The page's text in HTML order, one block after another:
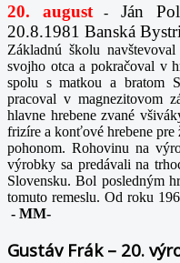
20. august-
Ján
20.8.1981 Banská
Základnú školu
svojho otca a pokračoval v
spolu s matkou a bratom
pracoval v magnezitovom
hlavne hrebene zvané
frizíre a konťové hrebene pre
pohonom. Rohovinu na
výrobky sa predávali na
Slovensku. Bol posledným
tomuto remeslu. Od roku
- MM-
Gustáv Frák – 20.